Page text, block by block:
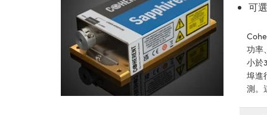
可
功率
小於
埠進
測。